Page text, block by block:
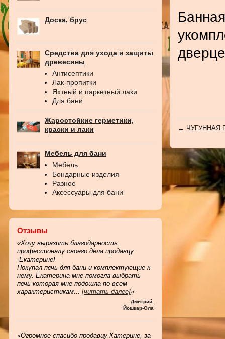
Доска, брус
Средства для ухода и защиты
древесины
Антисептики
Лак-пропитки
Яхтный и паркетный лаки
Для бани
Жаростойкие герметики,
краски и лаки
Мебель для бани
Мебель
Бондарные изделия
Разное
Аксессуары для бани
Отзывы
«Хочу выразить благодарность
профессионалу своего дела продавцу
-Екатерине!
Покупал печь для бани и комплектующие к
нему. Екатерина мне помогла выбрать
печь которая мне подошла по всем
характеристикам... [читать далее]»
Дмитрий,
Йошкар-Ола
«Огромное спасибо продавцу Катерине, за
← ЧУГУННАЯ